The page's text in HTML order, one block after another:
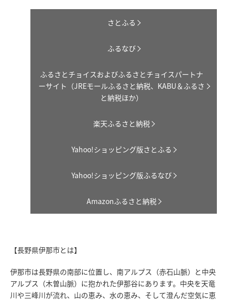
さとふる
ふるなび
ふるさとチョイスおよびふるさとチョイスパートナ
ーサイト（JREモールふるさと納税、KABU＆ふるさ
と納税ほか）
楽天ふるさと納税
Yahoo!ショッピング版さとふる
Yahoo!ショッピング版ふるなび
Amazonふるさと納税
【長野県伊那市とは】
伊那市は長野県の南部に位置し、南アルプス（赤石山脈）と中央
アルプス（木曽山脈）に抱かれた伊那谷にあります。中央を天竜
川や三峰川が流れ、山の恵み、水の恵み、そして澄んだ空気に恵